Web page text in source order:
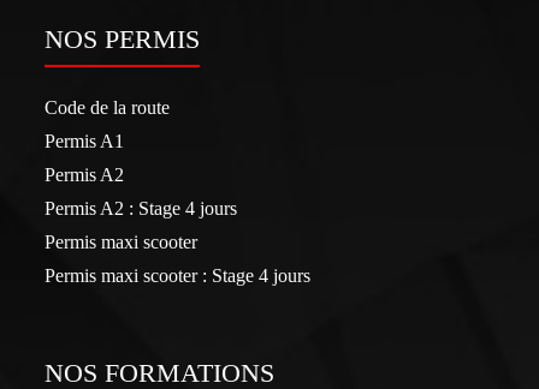
NOS PERMIS
Code de la route
Permis A1
Permis A2
Permis A2 : Stage 4 jours
Permis maxi scooter
Permis maxi scooter : Stage 4 jours
NOS FORMATIONS